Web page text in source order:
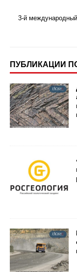
3-й
ПУБЛИКАЦИИ